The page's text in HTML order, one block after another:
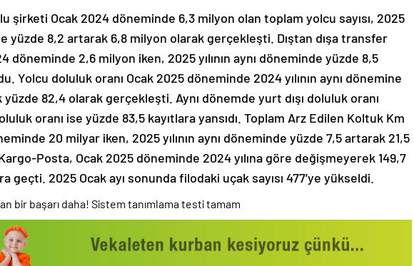
şirketi Ocak 2024 döneminde 6,3 milyon olan toplam yolcu sayısı, 2025
yüzde 8,2 artarak 6,8 milyon olarak gerçekleşti. Dıştan dışa transfer
döneminde 2,6 milyon iken, 2025 yılının aynı döneminde yüzde 8,5
Yolcu doluluk oranı Ocak 2025 döneminde 2024 yılının aynı dönemine
82,4 olarak gerçekleşti. Aynı dönemde yurt dışı doluluk oranı
oranı ise yüzde 83,5 kayıtlara yansıdı. Toplam Arz Edilen Koltuk Km
20 milyar iken, 2025 yılının aynı döneminde yüzde 7,5 artarak 21,5
Posta, Ocak 2025 döneminde 2024 yılına göre değişmeyerek 149,7
geçti. 2025 Ocak ayı sonunda filodaki uçak sayısı 477’ye yükseldi.
bir başarı daha! Sistem tanımlama testi tamam